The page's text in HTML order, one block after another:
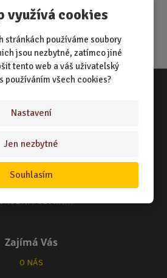
využívá cookies
stránkách používáme soubory
jsou nezbytné, zatímco jiné
tento web a váš uživatelský
používáním všech cookies?
Nastavení
Jen nezbytné
Souhlasím
Vše o nákupu
DORUČENÍ
PODMÍNKY
Zajímá Vás
O NÁS